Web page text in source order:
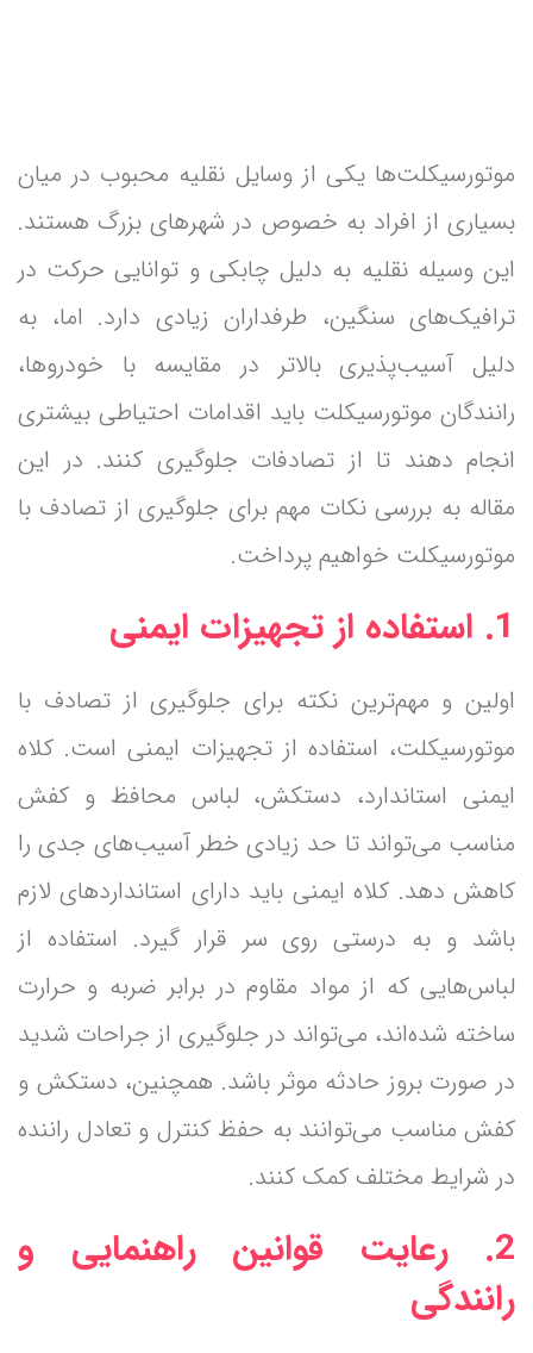
موتورسیکلت‌ها یکی از وسایل نقلیه محبوب در میان
بسیاری از افراد به خصوص در شهرهای بزرگ هستند.
این وسیله نقلیه به دلیل چابکی و توانایی حرکت در
ترافیک‌های سنگین، طرفداران زیادی دارد. اما، به
دلیل آسیب‌پذیری بالاتر در مقایسه با خودروها،
رانندگان موتورسیکلت باید اقدامات احتیاطی بیشتری
انجام دهند تا از تصادفات جلوگیری کنند. در این
مقاله به بررسی نکات مهم برای جلوگیری از تصادف با
موتورسیکلت خواهیم پرداخت.
1. استفاده از تجهیزات ایمنی
اولین و مهم‌ترین نکته برای جلوگیری از تصادف با
موتورسیکلت، استفاده از تجهیزات ایمنی است. کلاه
ایمنی استاندارد، دستکش، لباس محافظ و کفش
مناسب می‌تواند تا حد زیادی خطر آسیب‌های جدی را
کاهش دهد. کلاه ایمنی باید دارای استانداردهای لازم
باشد و به درستی روی سر قرار گیرد. استفاده از
لباس‌هایی که از مواد مقاوم در برابر ضربه و حرارت
ساخته شده‌اند، می‌تواند در جلوگیری از جراحات شدید
در صورت بروز حادثه موثر باشد. همچنین، دستکش و
کفش مناسب می‌توانند به حفظ کنترل و تعادل راننده
در شرایط مختلف کمک کنند.
2. رعایت قوانین راهنمایی و
رانندگی